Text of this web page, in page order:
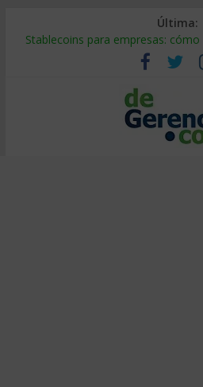
Última:
Stablecoins para empresas:
Despido silencioso: qué es y por
IA en selección de personal:
Trabajo forzoso en la cadena de
Mercado hispano de EE. UU.: